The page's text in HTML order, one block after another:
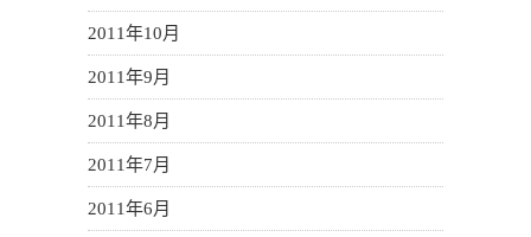
2011年10月
2011年9月
2011年8月
2011年7月
2011年6月